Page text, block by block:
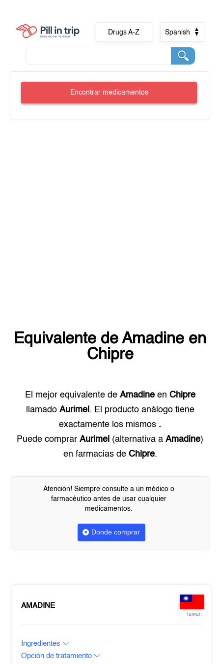
Drugs A-Z Spanish
Encontrar medicamentos
Equivalente de Amadine en
Chipre
El mejor equivalente de Amadineen Chipre
llamado Aurimel . El producto análogo tiene
exactamente los mismos .
Puede comprar Aurimel (alternativa a Amadine)
en farmacias de Chipre.
Atención! Siempre consulte a un médico o
farmacéutico antes de usar cualquier
medicamentos.
Donde comprar
AMADINE
Taiwan
Ingredientes
Opción de tratamiento